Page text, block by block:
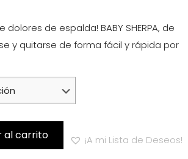
dolores de espalda! BABY SHERPA, de
y quitarse de forma fácil y rápida por
al carrito ¡A mi Lista de Deseos!